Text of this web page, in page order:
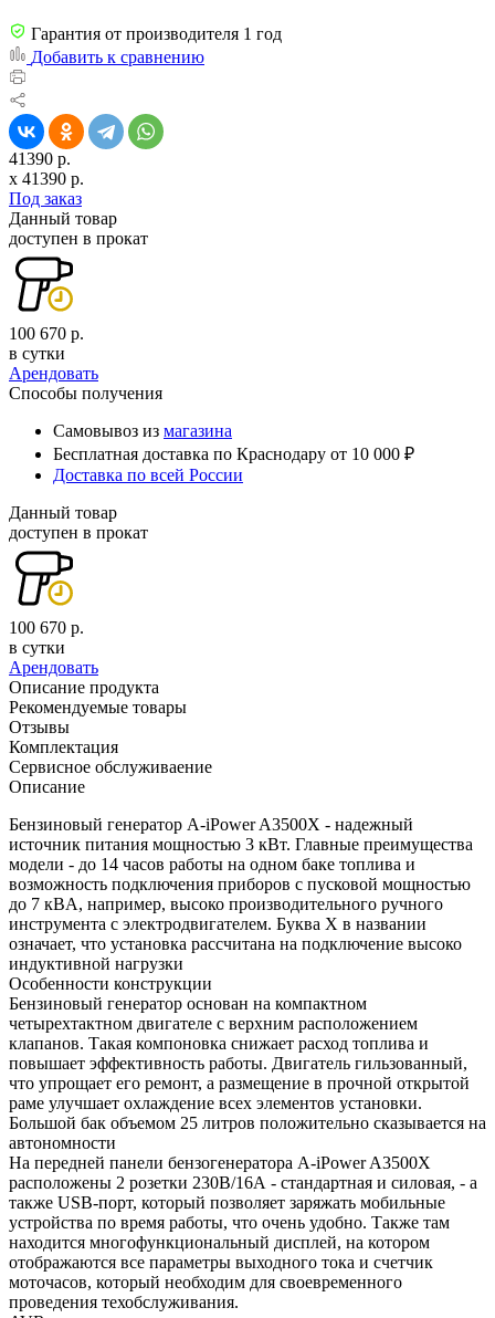
Гарантия от производителя 1 год
Добавить к сравнению
41390 р.
x 41390 р.
Под заказ
Данный товар
доступен в прокат
100 670 р.
в сутки
Арендовать
Способы получения
Самовывоз из магазина
Бесплатная доставка по Краснодару от 10 000 ₽
Доставка по всей России
Данный товар
доступен в прокат
100 670 р.
в сутки
Арендовать
Описание продукта
Рекомендуемые товары
Отзывы
Комплектация
Сервисное обслуживаение
Описание
Бензиновый генератор A-iPower A3500X - надежный
источник питания мощностью 3 кВт. Главные преимущества
модели - до 14 часов работы на одном баке топлива и
возможность подключения приборов с пусковой мощностью
до 7 кВA, например, высоко производительного ручного
инструмента с электродвигателем. Буква X в названии
означает, что установка рассчитана на подключение высоко
индуктивной нагрузки
Особенности конструкции
Бензиновый генератор основан на компактном
четырехтактном двигателе с верхним расположением
клапанов. Такая компоновка снижает расход топлива и
повышает эффективность работы. Двигатель гильзованный,
что упрощает его ремонт, а размещение в прочной открытой
раме улучшает охлаждение всех элементов установки.
Большой бак объемом 25 литров положительно сказывается на
автономности
На передней панели бензогенератора A-iPower A3500X
расположены 2 розетки 230В/16А - стандартная и силовая, - а
также USB-порт, который позволяет заряжать мобильные
устройства по время работы, что очень удобно. Также там
находится многофункциональный дисплей, на котором
отображаются все параметры выходного тока и счетчик
моточасов, который необходим для своевременного
проведения техобслуживания.